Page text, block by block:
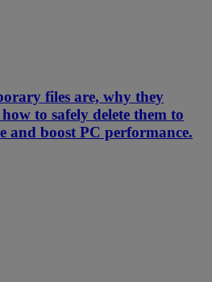
files are, why they
to safely delete them to
and boost PC performance.